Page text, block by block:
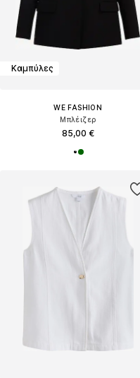
Καμπύλες
WE FASHION
Μπλέιζερ
85,00 €